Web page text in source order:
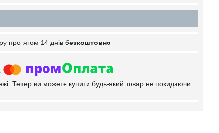
протягом 14 днів безкоштовно
Тепер ви можете купити будь-який товар не покидаючи